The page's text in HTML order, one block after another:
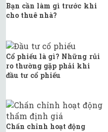
Bạn cần làm gì trước khi
cho thuê nhà?
Cổ phiếu là gì? Những rủi
ro thường gặp phải khi
đầu tư cổ phiếu
Chấn chỉnh hoạt động